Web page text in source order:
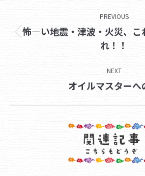
PREVIOUS
Previous
post:
怖―い地震・津波・火災、こ
れ！！
NEXT
Next
オイルマスターへ